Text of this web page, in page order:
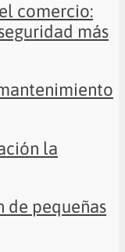
comercio:
más
la
de pequeñas